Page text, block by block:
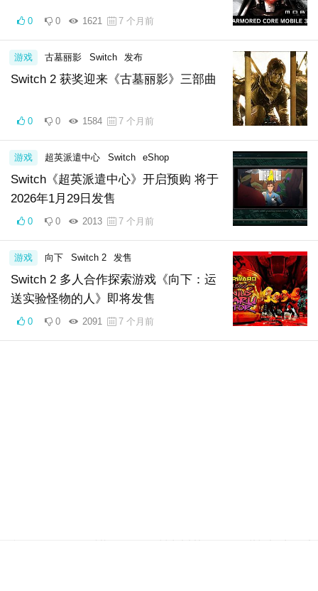
0 0 1621 7 个月前
Switch 2 获奖迎来《古墓丽影》三部曲
游戏 古墓丽影 Switch 发布
0 0 1584 7 个月前
Switch《超英派遣中心》开启预购 将于
2026年1月29日发售
游戏 超英派遣中心 Switch eShop
0 0 2013 7 个月前
Switch 2 多人合作探索游戏《向下：运
送实验怪物的人》即将发售
游戏 向下 Switch 2 发售
0 0 2091 7 个月前